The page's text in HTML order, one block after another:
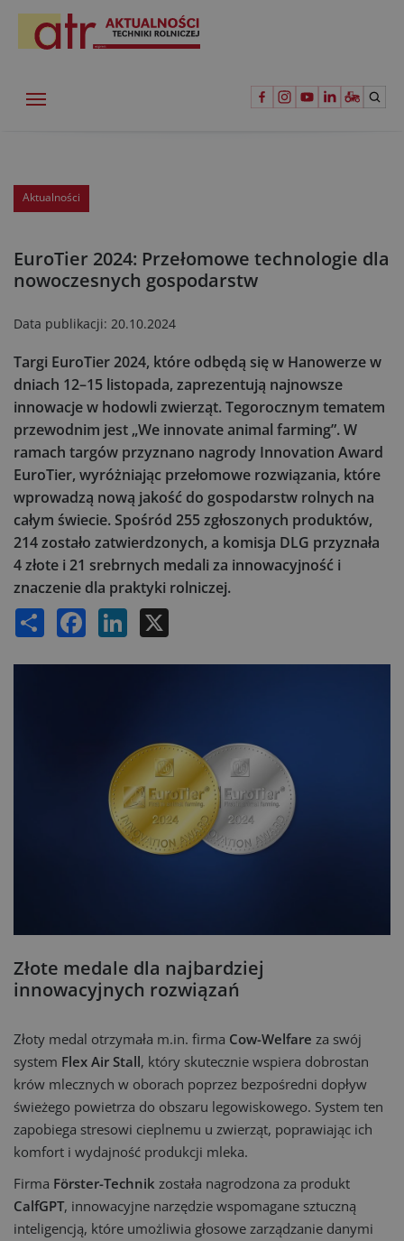
Aktualności
EuroTier 2024: Przełomowe technologie dla
nowoczesnych gospodarstw
Data publikacji: 20.10.2024
Targi EuroTier 2024, które odbędą się w Hanowerze w
dniach 12–15 listopada, zaprezentują najnowsze
innowacje w hodowli zwierząt. Tegorocznym tematem
przewodnim jest „We innovate animal farming”. W
ramach targów przyznano nagrody Innovation Award
EuroTier, wyróżniając przełomowe rozwiązania, które
wprowadzą nową jakość do gospodarstw rolnych na
całym świecie. Spośród 255 zgłoszonych produktów,
214 zostało zatwierdzonych, a komisja DLG przyznała
4 złote i 21 srebrnych medali za innowacyjność i
znaczenie dla praktyki rolniczej.
Share Facebook LinkedIn
Złote medale dla najbardziej
innowacyjnych rozwiązań
Złoty medal otrzymała m.in. firma Cow-Welfare za swój
system Flex Air Stall, który skutecznie wspiera dobrostan
krów mlecznych w oborach poprzez bezpośredni dopływ
świeżego powietrza do obszaru legowiskowego. System ten
zapobiega stresowi cieplnemu u zwierząt, poprawiając ich
komfort i wydajność produkcji mleka.
Firma Förster-Technik została nagrodzona za produkt
CalfGPT, innowacyjne narzędzie wspomagane sztuczną
inteligencją, które umożliwia głosowe zarządzanie danymi